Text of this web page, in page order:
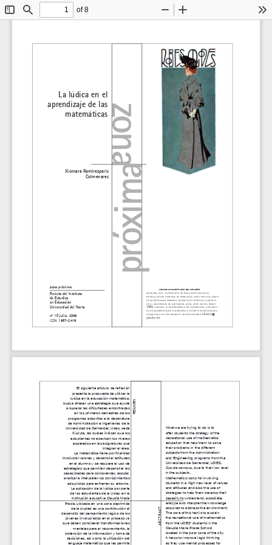
ToggleFind
of 8
Zoom
La lúdica en el
aprendizaje de las
matemáticas
xiomara Ramirezparis
Colmenares
zona
próxima
zona próxima
Revista del Instituto
de Estudios
en Educación
Universidad del Norte
nº 10 julio, 2009
Iss  N1657-2416
ingeniera
especialista en evaluación educativa
especialista en gerencia de mercadeo directora del
de
investigación ciempiés docente de tiempo de
completo
de
universidad de santander udes sede cúcuta desde
1994, adscrita al departamento de matemáticas , decanatu -
ra de administración e ingenierías docente investigadora
decanatura de postgrados e investigaciones . xioraco@
gmail.com
What we are trying to do is to
offer students the strategy of the
recreational use of mathematics
education that help them to solve
their problems in the different
subjects from the Administration
and Engineering programs from the
Universidad de Santander, UDES,
Cúcuta campus, due to their low level
in the subjects.
Mathematics looks for involving
students in a high new level of values
and attitudes and also the use of
strategies to help them develop their
capacity to understand, associate,
analyze and interpret the knowledge
acquired to address the environment.
the core of this text is to explain
the recreational use of mathematics
from the UDES’ students in the
Claudia Maria prada School
located in the poor zone of the city.
It helps to improve logic thinking
as they use mental processes for
a B s t   R a C t
El siguiente artículo de reflexión
presenta la propuesta de utilizar la
lúdica en la educación matemática,
busca ofrecer una estrategia que ayude
a superar las dificultades encontradas
en los primeros semestres de los
programas adscritos a la decanatura
de Administración e Ingenierías de la
Universidad de Santander, Udes, sede
Cúcuta, las cuales indican que los
estudiantes no alcanzan los niveles
esperados en las asignaturas que
integran el área.
La matemática tiene por finalidad
involucrar valores y desarrollar actitudes
en el alumno y se requiere el uso de
estrategias que permitan desarrollar las
capacidades para comprender, asociar,
analizar e interpretar los conocimientos
adquiridos para enfrentar su entorno.
La aplicación de la lúdica por parte
de los estudiantes de la Udes, en la
Institución educativa Claudia María
prada, ubicada en una zona deprimida
de la ciudad es una contribución al
desarrollo del pensamiento lógico de los
jóvenes involucrados en el proceso ya
que deben considerar transformaciones
mentales para el razonamiento, la
obtención de la información y toma de
decisiones, así como la utilización del
lenguaje matemático que les permita
REsUMEN